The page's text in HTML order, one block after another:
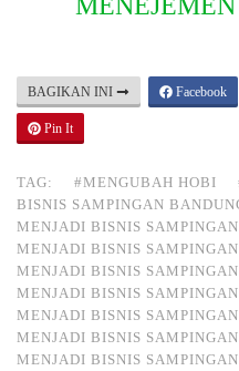
BAGIKAN INI Facebook
Pin It
TAG: #MENGUBAH HOBI
BISNIS SAMPINGAN
MENJADI BISNIS
MENJADI BISNIS
MENJADI BISNIS
MENJADI BISNIS
MENJADI BISNIS
MENJADI BISNIS
MENJADI BISNIS